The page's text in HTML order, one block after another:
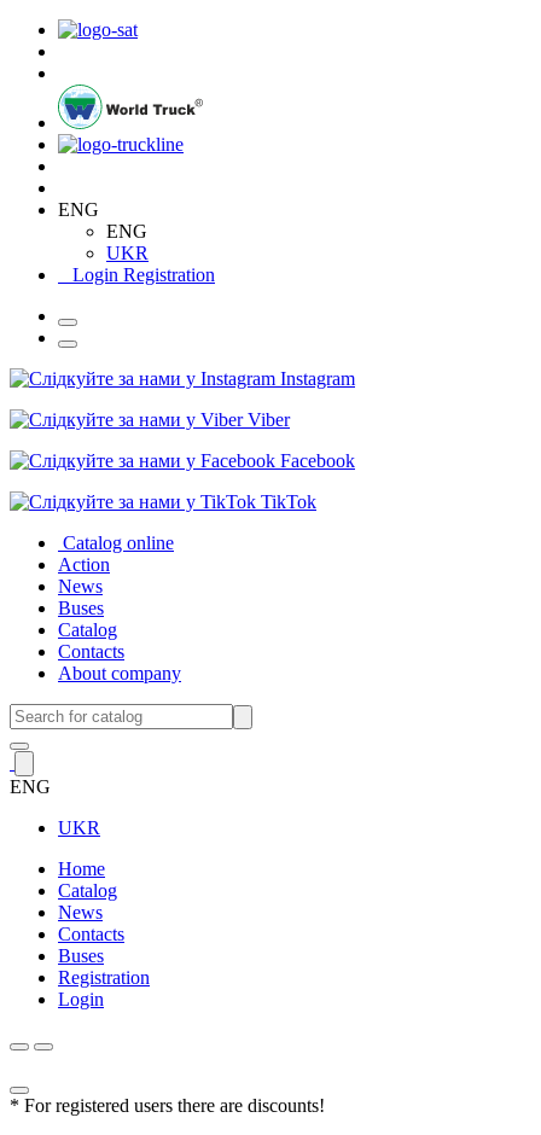
ENG
ENG
UKR
Login Registration
Instagram
Viber
Facebook
TikTok
Catalog online
Action
News
Buses
Catalog
Contacts
About company
ENG
UKR
Home
Catalog
News
Contacts
Buses
Registration
Login
* For registered users there are discounts!